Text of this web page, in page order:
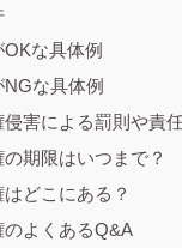
な具体例
な具体例
害による罰則や責
期限はいつまで？
どこにある？
よくあるQ&A